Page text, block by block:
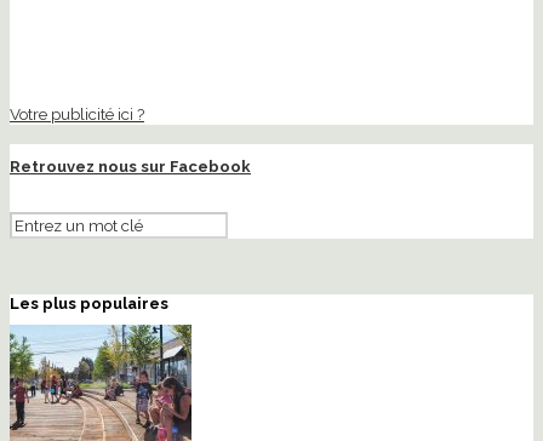
Votre publicité ici ?
Retrouvez nous sur Facebook
Les plus populaires